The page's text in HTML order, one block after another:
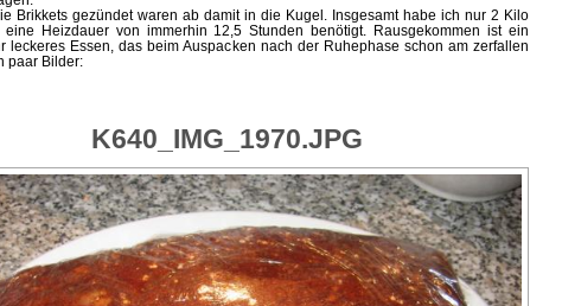
Brikkets gezündet waren ab damit in die Kugel. Insgesamt habe ich nur 2 Kilo
eine Heizdauer von immerhin 12,5 Stunden benötigt. Rausgekommen ist ein
leckeres Essen, das beim Auspacken nach der Ruhephase schon am zerfallen
paar Bilder:
K640_IMG_1970.JPG